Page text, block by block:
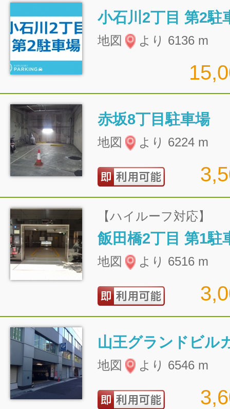
小石川2丁目 第2駐
地図 より 6136 m
赤坂8丁目駐車場
地図 より 6224 m
【ハイルーフ対応】
飯田橋2丁目 第1駐
地図 より 6516 m
山王グランドビル
地図 より 6546 m